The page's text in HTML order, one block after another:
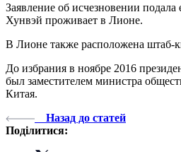
Заявление об исчезновении подала
Хунвэй проживает в Лионе.
В Лионе также расположена штаб-
До избрания в ноябре 2016
был заместителем министра
Китая.
Назад до статей
Поділитися: